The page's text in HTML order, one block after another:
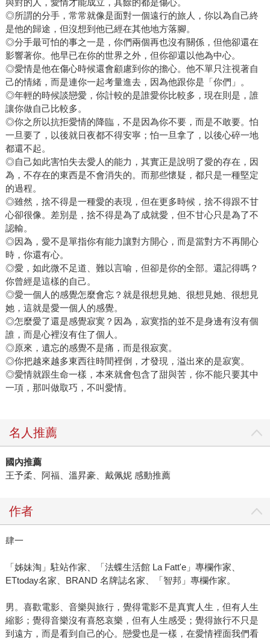
與對的人，愛情才能成立，其餘的都是傷心。
◎所謂的分手，常常就像是面對一個遠行的旅人，你以為自己終
是他的歸途，但沒想到他已經在其他地方落腳。
◎分手最可怕的事之一是，你們兩個再也沒有關係，但他卻還在
影響著你。他早已在你的世界之外，但你卻還以他為中心。
◎愛情是他在傷心時候還會顧慮到你的擔心。他不單只注視著自
己的情緒，而是連你一起考量進去，因為他跟你是「你們」。
◎年輕的時候談戀愛，你計較的是誰愛你比較多，現在則是，誰
讓你做自己比較多。
◎你之所以抗拒愛情的降臨，不是因為你不要，而是不敢要。怕
一旦要了，以後就日夜都不得安寧；怕一旦拿了，以後心碎一地
都還不起。
◎自己如此害怕失去愛人的能力，其實正是說明了愛的存在，因
為，不存在的東西是不會消失的。而那些懷疑，都只是一種堅定
的過程。
◎雖然，捨不得是一種愛的表現，但在更多時候，捨不得跟不甘
心卻很像。差別是，捨不得是為了成就愛，但不甘心只是為了不
認輸。
◎因為，愛不是單指你有能力讓對方開心，而是當對方不再開心
時，你還有心。
◎愛，如此微不足道、難以言喻，但卻是你的全部。還記得嗎？
你曾經是這樣的自己。
◎愛一個人的感覺怎麼會忘？就是很想見她、很想見她、很想見
她，這就是愛一個人的感覺。
◎怎麼愛了還是感覺寂寞？因為，寂寞指的並不是身邊有沒有個
誰，而是心裡沒有住了個人。
◎原來，遺忘的感覺不是痛，而是很寂寞。
◎你把越來越多東西往時間裡倒，才發現，溢出來的是寂寞。
◎愛情就跟生命一樣，本來就會包含了甜與苦，你不能只要其中
一項，那叫做取巧，不叫愛情。
名人推薦
國內推薦
王予柔、阿福、溫昇豪、戴佩妮 感動推薦
作者
肆一
「姊妹淘」駐站作家、「法蝶生活館 La Fatt'e」專欄作家、
ETtoday名家、BRAND 名牌誌名家、「智邦」專欄作家。
男。喜歡電影、音樂與旅行，覺得電影不是真實人生，但有人生
縮影；覺得音樂沒有喜怒哀樂，但有人生感受；覺得旅行不只是
到遠方，而是看到自己的心。戀愛也是一樣，在愛情裡面我們看